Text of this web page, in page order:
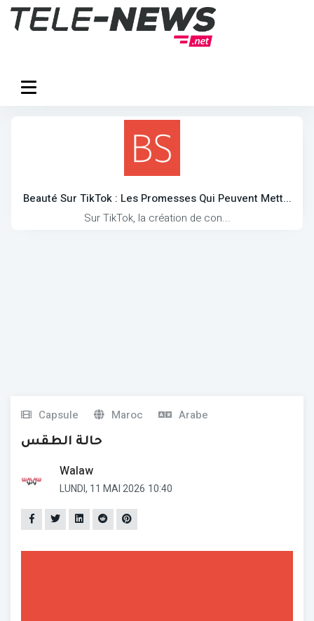
Beauté Sur TikTok : Les Promesses Qui Peuvent Mett...
Sur TikTok, la création de con...
Capsule Maroc Arabe
حالة الطقس
Walaw
LUNDI, 11 MAI 2026 10:40